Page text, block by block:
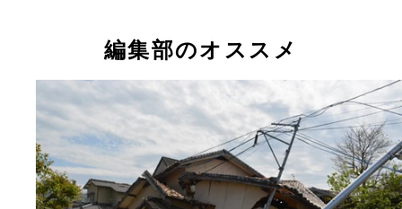
編集部のオススメ